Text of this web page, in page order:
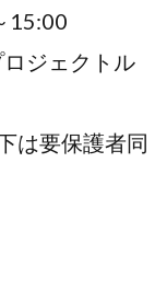
15:00
ジェクトル
は要保護者同